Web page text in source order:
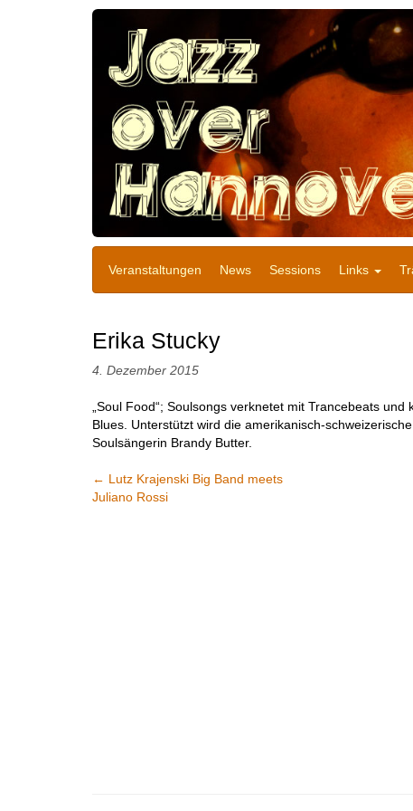
Veranstaltungen News Sessions Links
Erika Stucky
4. Dezember 2015
„Soul Food“; Soulsongs verknetet mit Trancebeats
Blues. Unterstützt wird die amerikanisch-
Soulsängerin Brandy Butter.
← Lutz Krajenski Big Band meets
Juliano Rossi